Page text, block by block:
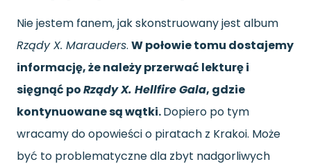
Nie jestem fanem, jak skonstruowany jest album
Rządy X. Marauders. W połowie tomu dostajemy
informację, że należy przerwać lekturę i
sięgnąć poRządy X. Hellfire Gala, gdzie
kontynuowane są wątki.Dopiero po tym
wracamy do opowieści o piratach z Krakoi. Może
być to problematyczne dla zbyt nadgorliwych